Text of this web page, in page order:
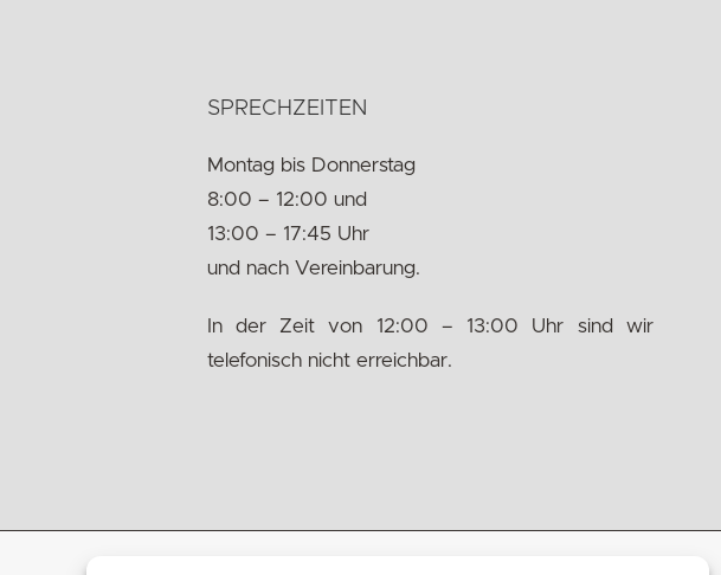
SPRECHZEITEN
Montag bis Donnerstag
8:00 – 12:00 und
13:00 – 17:45 Uhr
und nach Vereinbarung.
In der Zeit von 12:00 – 13:00 Uhr sind wir
telefonisch nicht erreichbar.